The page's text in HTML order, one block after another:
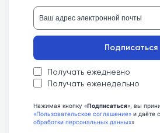
Получать ежедневно
Получать еженедельно
Подписаться
Нажимая кнопку «Подписаться», вы
«Пользовательское соглашение» и даёте
обработки персональных данных»